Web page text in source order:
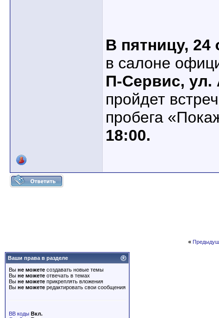
В пятницу, 24
в салоне
П-Сервис, ул.
пройдет
пробега
18:00.
«
Ваши права в разделе
Вы не можете создавать новые темы
Вы не можете отвечать в темах
Вы не можете прикреплять вложения
Вы не можете редактировать свои сообщения
BB коды Вкл.